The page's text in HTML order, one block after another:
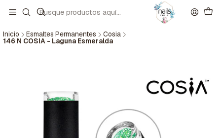
Inicio Esmaltes Permanentes Cosia
146 N COSIA - Laguna Esmeralda